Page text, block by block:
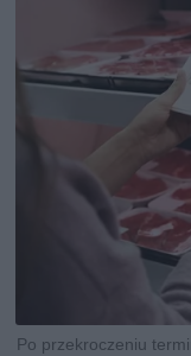
Po przekroczeniu